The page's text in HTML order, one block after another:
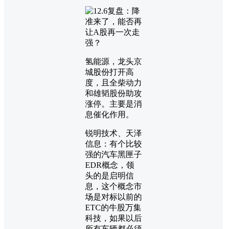
氢能源，龙头京
城股份打开高
度，且全柴动力
和雄韬股份助攻
涨停。主要是消
息催化作用。
锐明技术、天泽
信息：有个比较
强的汽车黑匣子
EDR概念，领
头的是启明信
息，这个概念市
场是对标以前的
ETC的牛股万集
科技，如果以后